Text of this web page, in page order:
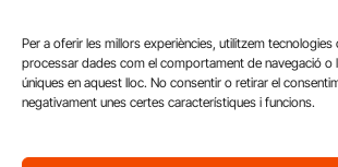
Per a oferir les millors experiències, utilitzem
processar dades com el comportament de navegació o
úniques en aquest lloc. No consentir o retirar el
negativament unes certes característiques i funcions.